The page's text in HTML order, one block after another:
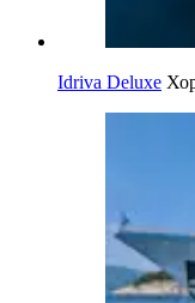
Idriva Deluxe